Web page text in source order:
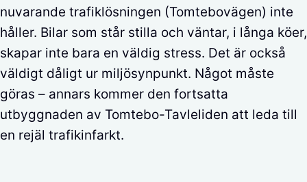
nuvarande trafiklösningen (Tomtebovägen) inte
håller. Bilar som står stilla och väntar, i långa köer,
skapar inte bara en väldig stress. Det är också
väldigt dåligt ur miljösynpunkt. Något måste
göras – annars kommer den fortsatta
utbyggnaden av Tomtebo-Tavleliden att leda till
en rejäl trafikinfarkt.